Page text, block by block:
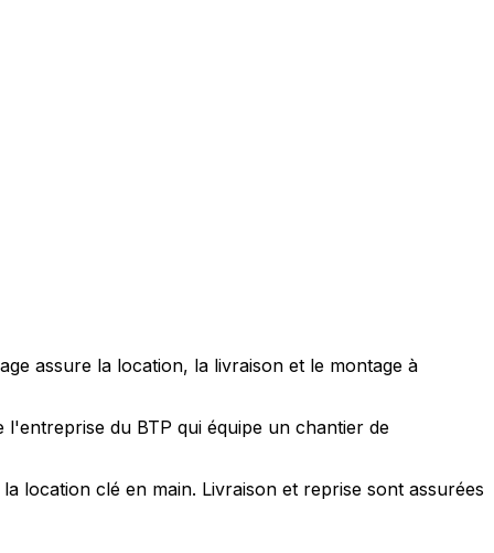
assure la location, la livraison et le montage à
du BTP qui équipe un chantier de
location clé en main. Livraison et reprise sont assurées